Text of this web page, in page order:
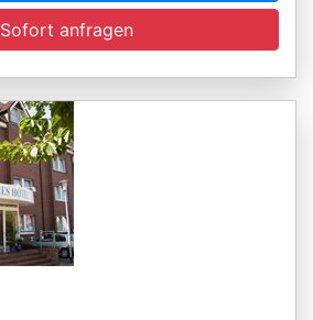
Sofort anfragen